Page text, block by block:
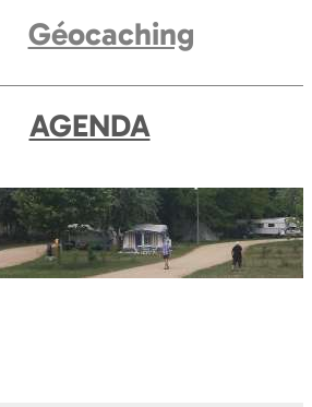
Géocaching
AGENDA